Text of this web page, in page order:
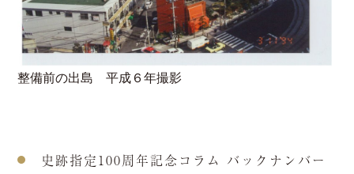
整備前の出島 平成６年撮影
史跡指定100周年記念コラム バックナンバー